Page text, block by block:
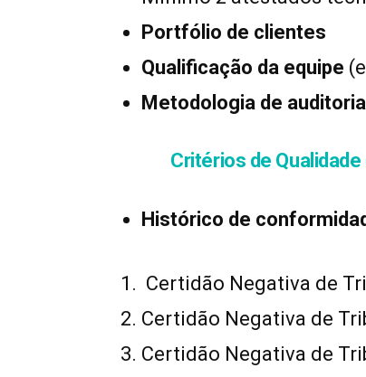
Portfólio de clientes
Qualificação da equipe
Metodologia de auditoria
Critérios de
Histórico de
Certidão Negativa de
Certidão Negativa de
Certidão Negativa de